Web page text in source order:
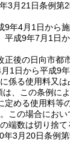
3月21日条例第
9年4月1日から施
成9年7月1日か
正後の日向市都
1日から平成9
係る使用料又は
は、この条例に
定める使用料等
この場合にお
端数は切り捨て
年3月20日条例